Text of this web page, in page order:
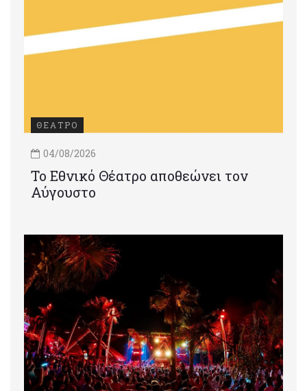
ΘΕΑΤΡΟ
04/08/2026
Το Εθνικό Θέατρο αποθεώνει τον
Αύγουστο